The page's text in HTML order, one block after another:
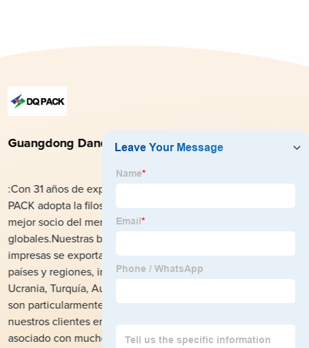
Guangdong Danqing Impresión Co., Ltd.
:Con 31 años de experiencia en el campo del embalaje, DQ
PACK adopta la filosofía de esforzarse por convertirse en el
mejor socio del mercado local para clientes y proveedores
globales.Nuestras bolsas stand-up y películas en rollo
impresas se exportan a más de 1200 clientes de más de 140
países y regiones, incluidos EE. UU., Reino Unido, México,
Ucrania, Turquía, Australia, Camerún, Libia, Pakistán, etc., y
son particularmente apreciadas y Altamente confiable por
nuestros clientes en todo el mundo.También nos hemos
asociado con muchos fabricantes de bebidas de renombre